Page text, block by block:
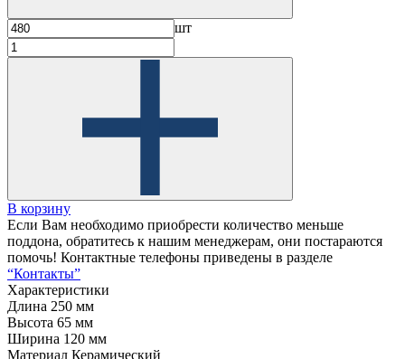
шт
В корзину
Если Вам необходимо приобрести количество меньше
поддона, обратитесь к нашим менеджерам, они постараются
помочь! Контактные телефоны приведены в разделе
“Контакты”
Характеристики
Длина 250 мм
Высота 65 мм
Ширина 120 мм
Материал Керамический